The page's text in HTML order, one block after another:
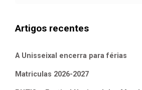
Artigos recentes
A Unisseixal encerra para férias
Matriculas 2026-2027